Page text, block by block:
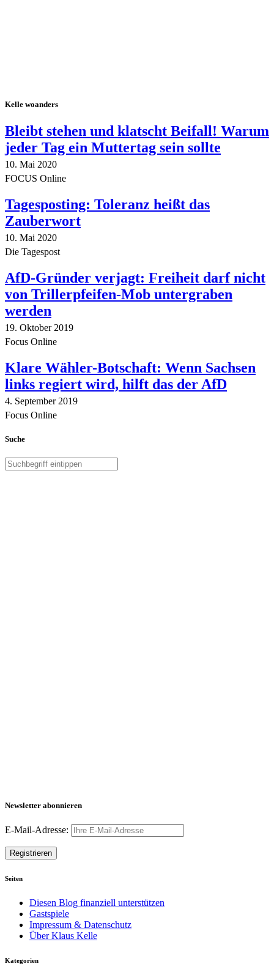
Kelle woanders
Bleibt stehen und klatscht Beifall! Warum
jeder Tag ein Muttertag sein sollte
10. Mai 2020
FOCUS Online
Tagesposting: Toleranz heißt das
Zauberwort
10. Mai 2020
Die Tagespost
AfD-Gründer verjagt: Freiheit darf nicht
von Trillerpfeifen-Mob untergraben
werden
19. Oktober 2019
Focus Online
Klare Wähler-Botschaft: Wenn Sachsen
links regiert wird, hilft das der AfD
4. September 2019
Focus Online
Suche
Newsletter abonnieren
E-Mail-Adresse:
Seiten
Diesen Blog finanziell unterstützen
Gastspiele
Impressum & Datenschutz
Über Klaus Kelle
Kategorien